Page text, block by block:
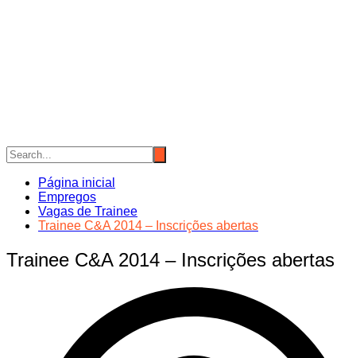
Página inicial
Empregos
Vagas de Trainee
Trainee C&A 2014 – Inscrições abertas
Trainee C&A 2014 – Inscrições abertas